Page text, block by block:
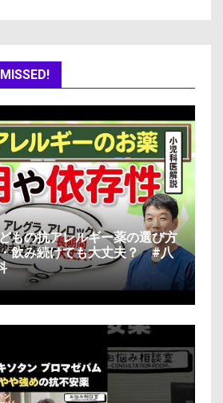
もの抗アレルギー薬の選び方
飲み続けても大丈夫？ #八